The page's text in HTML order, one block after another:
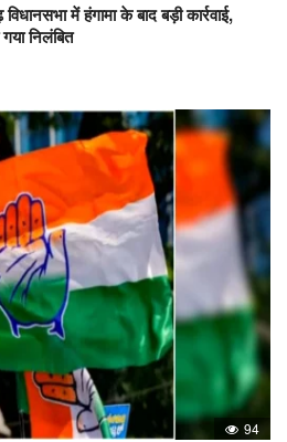
में हंगामा के बाद बड़ी कार्रवाई,
निलंबित
94